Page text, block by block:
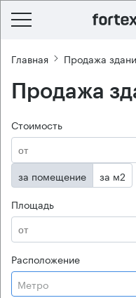
Главная Продажа
Продажа
Стоимость
за помещение
за м2
Площадь
Расположение
Метро